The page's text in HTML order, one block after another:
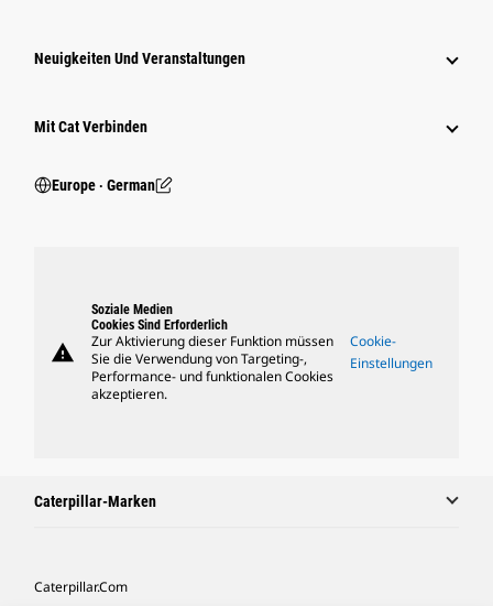
Neuigkeiten Und Veranstaltungen
Mit Cat Verbinden
Europe ‧ German
warning
Soziale Medien
Cookies Sind Erforderlich
Zur Aktivierung dieser Funktion müssen
Sie die Verwendung von Targeting-,
Performance- und funktionalen Cookies
akzeptieren.
Cookie-
Einstellungen
Caterpillar-Marken
Caterpillar.com